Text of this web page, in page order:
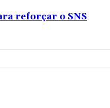
reforçar o SNS